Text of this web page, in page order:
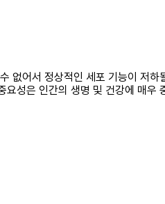
없어서 정상적인 세포 기능이 저
성은 인간의 생명 및 건강에 매